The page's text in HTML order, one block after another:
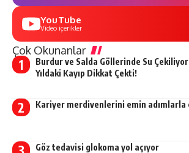
YouTube
Video içerikler
Çok Okunanlar
Burdur ve Salda Göllerinde Su
Yıldaki Kayıp Dikkat Çekti!
Kariyer merdivenlerini emin adımlarla
Göz tedavisi glokoma yol açıyor